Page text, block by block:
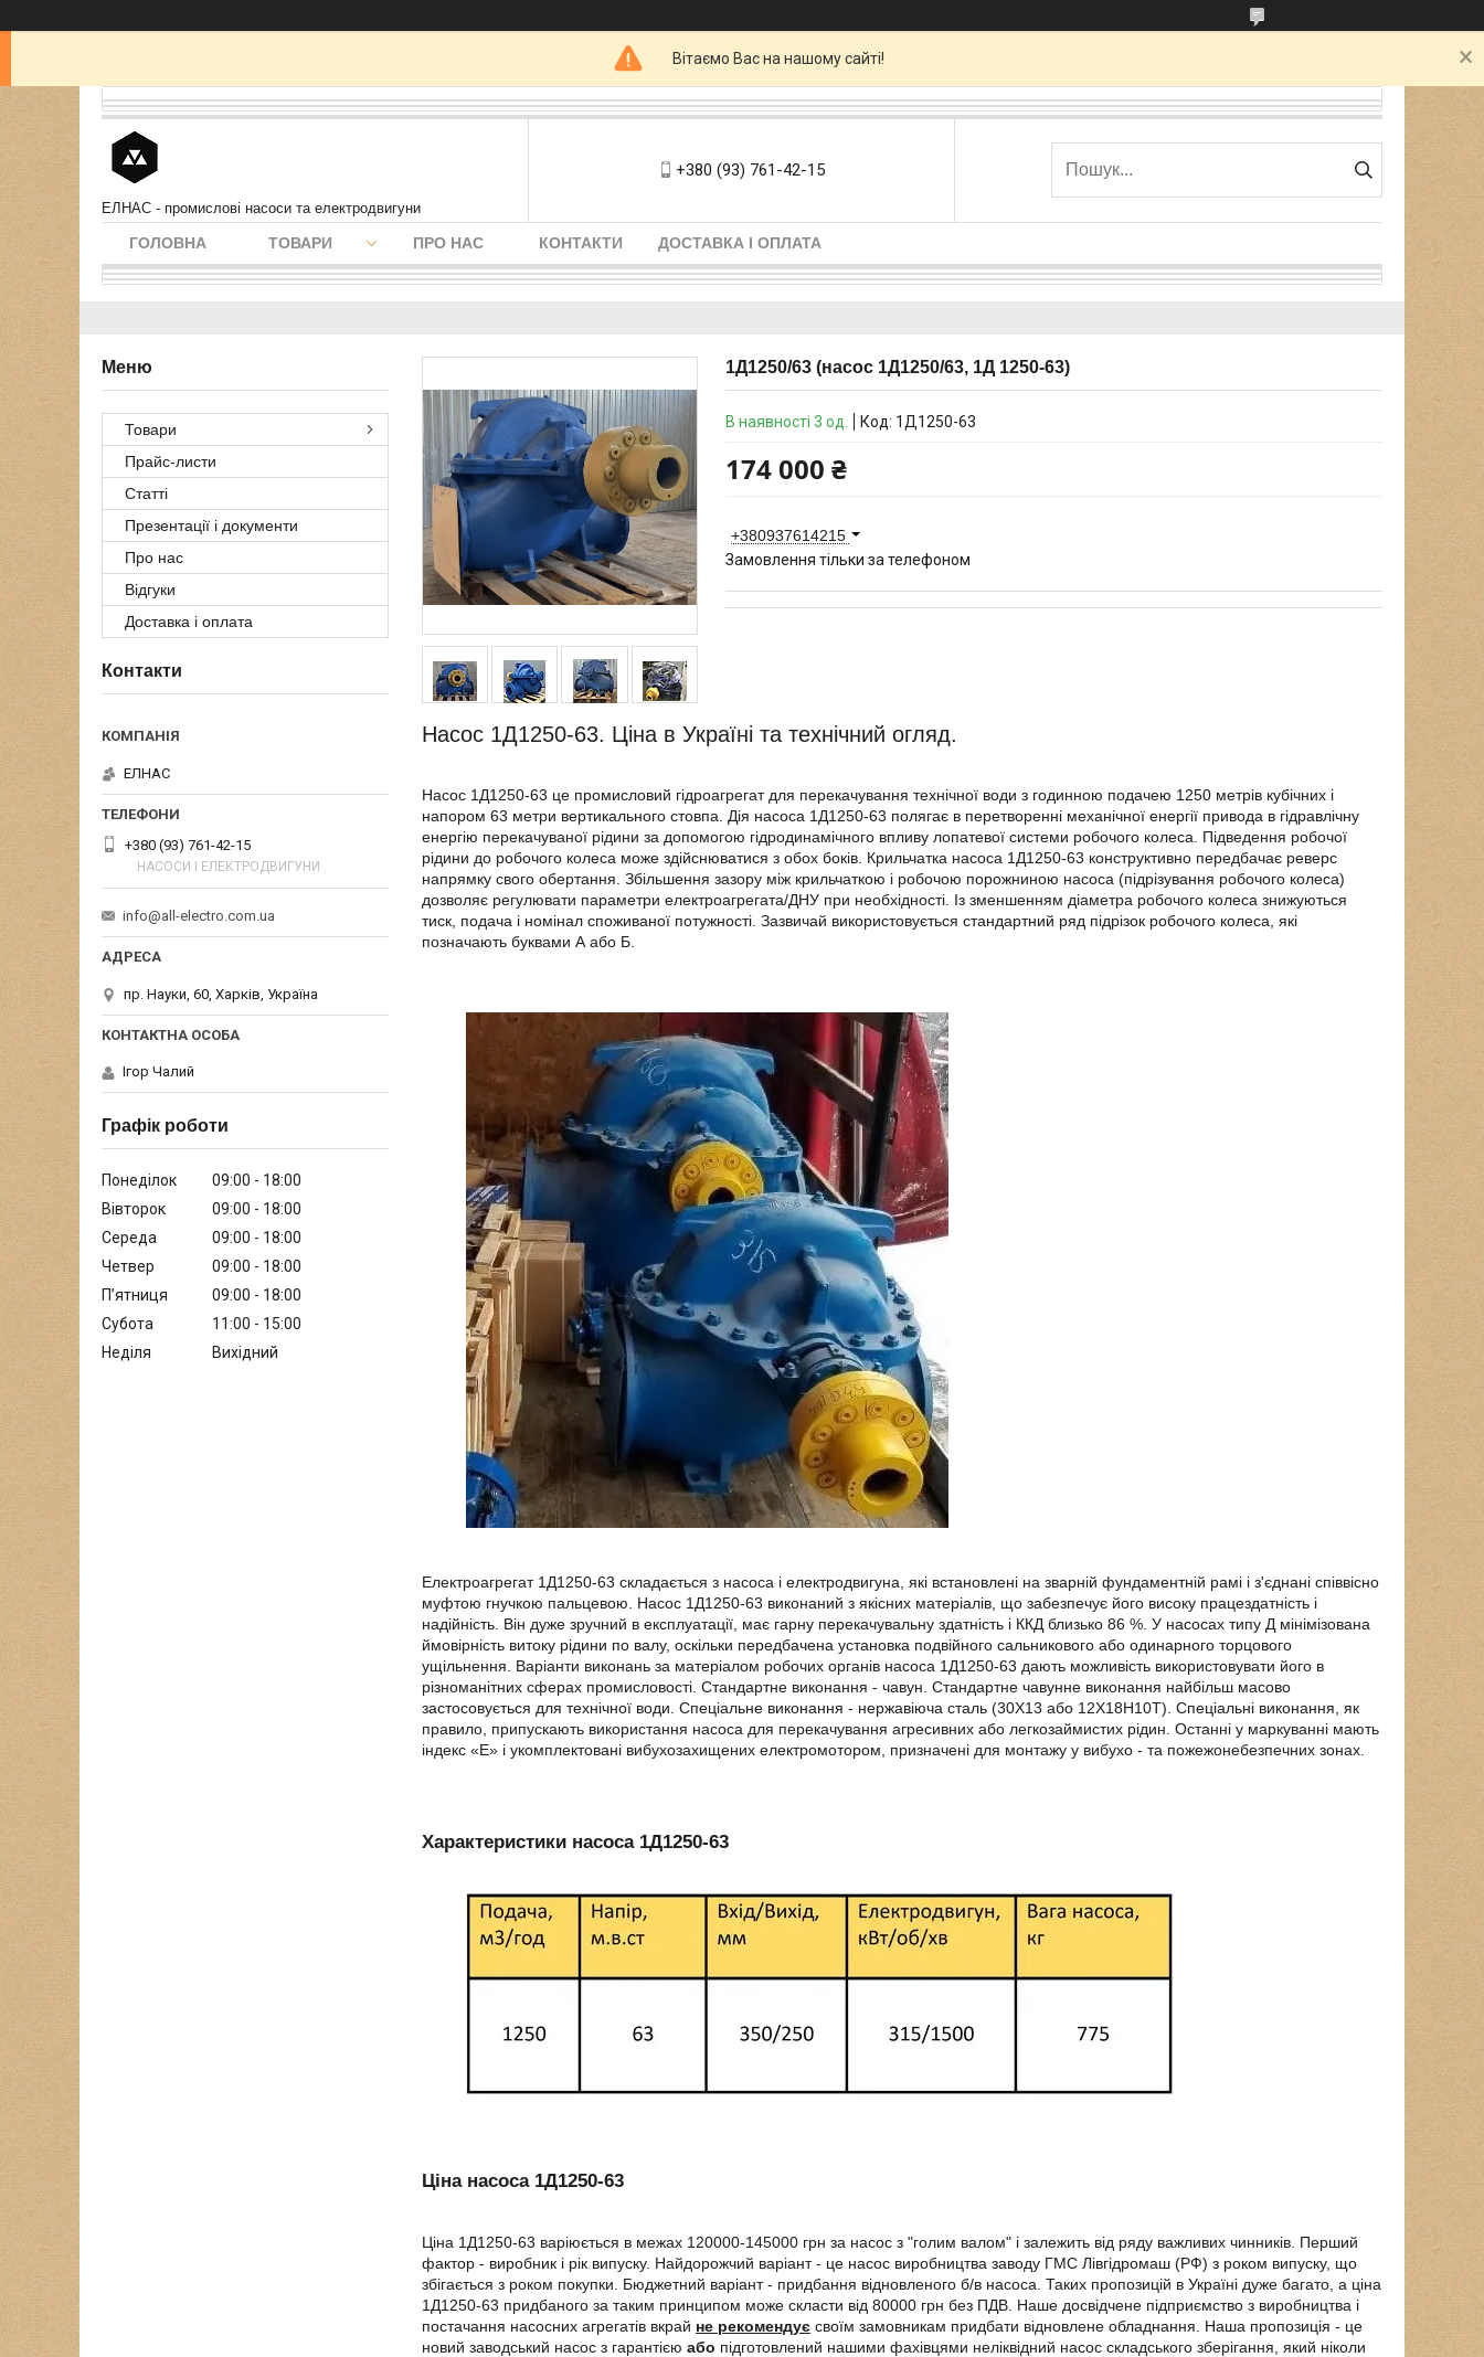
Вітаємо Вас на нашому сайті!
ЕЛНАС - промислові насоси та електродвигуни
+380 (93) 761-42-15
ГОЛОВНА ТОВАРИ ПРО НАС КОНТАКТИ ДОСТАВКА І ОПЛАТА
1Д1250/63 (насос 1Д1250/63, 1Д 1250-63)
В наявності 3 од. Код: 1Д1250-63
174 000 ₴
+380937614215
Замовлення тільки за телефоном
Насос 1Д1250-63. Ціна в Україні та технічний огляд.
Насос 1Д1250-63 це промисловий гідроагрегат для перекачування технічної води з годинною подачею 1250 метрів кубічних і
напором 63 метри вертикального стовпа. Дія насоса 1Д1250-63 полягає в перетворенні механічної енергії привода в гідравлічну
енергію перекачуваної рідини за допомогою гідродинамічного впливу лопатевої системи робочого колеса. Підведення робочої
рідини до робочого колеса може здійснюватися з обох боків. Крильчатка насоса 1Д1250-63 конструктивно передбачає реверс
напрямку свого обертання. Збільшення зазору між крильчаткою і робочою порожниною насоса (підрізування робочого колеса)
дозволяє регулювати параметри електроагрегата/ДНУ при необхідності. Із зменшенням діаметра робочого колеса знижуються
тиск, подача і номінал споживаної потужності. Зазвичай використовується стандартний ряд підрізок робочого колеса, які
позначають буквами А або Б.
Електроагрегат 1Д1250-63 складається з насоса і електродвигуна, які встановлені на зварній фундаментній рамі і з'єднані співвісно
муфтою гнучкою пальцевою. Насос 1Д1250-63 виконаний з якісних матеріалів, що забезпечує його високу працездатність і
надійність. Він дуже зручний в експлуатації, має гарну перекачувальну здатність і ККД близько 86 %. У насосах типу Д мінімізована
ймовірність витоку рідини по валу, оскільки передбачена установка подвійного сальникового або одинарного торцового
ущільнення. Варіанти виконань за матеріалом робочих органів насоса 1Д1250-63 дають можливість використовувати його в
різноманітних сферах промисловості. Стандартне виконання - чавун. Стандартне чавунне виконання найбільш масово
застосовується для технічної води. Спеціальне виконання - нержавіюча сталь (30Х13 або 12Х18Н10Т). Спеціальні виконання, як
правило, припускають використання насоса для перекачування агресивних або легкозаймистих рідин. Останні у маркуванні мають
індекс «Е» і укомплектовані вибухозахищених електромотором, призначені для монтажу у вибухо - та пожежонебезпечних зонах.
Характеристики насоса 1Д1250-63
Ціна насоса 1Д1250-63
Ціна 1Д1250-63 варіюється в межах 120000-145000 грн за насос з "голим валом" і залежить від ряду важливих чинників. Перший
фактор - виробник і рік випуску. Найдорожчий варіант - це насос виробництва заводу ГМС Лівгідромаш (РФ) з роком випуску, що
збігається з роком покупки. Бюджетний варіант - придбання відновленого б/в насоса. Таких пропозицій в Україні дуже багато, а ціна
1Д1250-63 придбаного за таким принципом може скласти від 80000 грн без ПДВ. Наше досвідчене підприємство з виробництва і
постачання насосних агрегатів вкрай не рекомендує своїм замовникам придбати відновлене обладнання. Наша пропозиція - це
новий заводський насос з гарантією або підготовлений нашими фахівцями неліквідний насос складського зберігання, який ніколи
Товари
Прайс-листи
Статті
Презентації і документи
Про нас
Відгуки
Доставка і оплата
Контакти
ЕЛНАС
+380 (93) 761-42-15
НАСОСИ І ЕЛЕКТРОДВИГУНИ
info@all-electro.com.ua
пр. Науки, 60, Харків, Україна
Ігор Чалий
Графік роботи
Понеділок 09:00
18:00
Вівторок
09:00
18:00
Середа
09:00
18:00
Четвер
09:00
18:00
Пʼятниця
09:00
18:00
Субота
11:00
15:00
Неділя
Вихідний